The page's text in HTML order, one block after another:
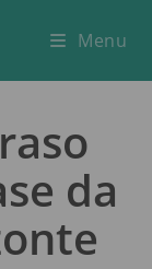
Menu
da